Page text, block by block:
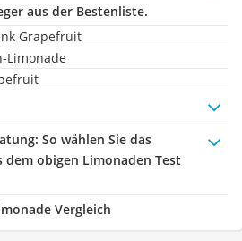
aus der Bestenliste.
Grapefruit
Limonade
: So wählen Sie das
obigen Limonaden Test
Vergleich